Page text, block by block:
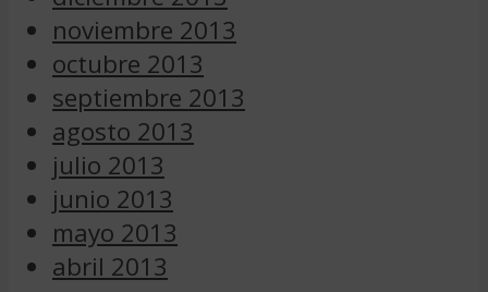
noviembre 2013
octubre 2013
septiembre 2013
agosto 2013
julio 2013
junio 2013
mayo 2013
abril 2013